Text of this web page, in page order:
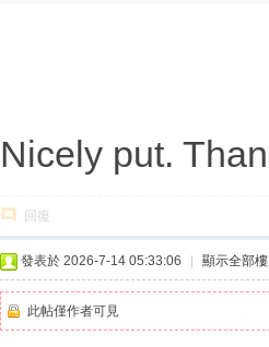
Nicely put.
回復
發表於 2026-7-14 05:33:06 顯示全部
此帖僅作者可見